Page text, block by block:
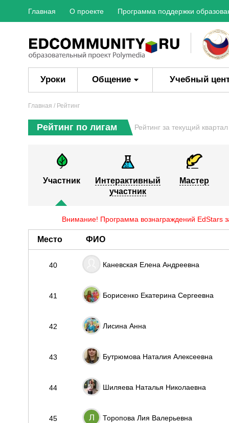
Главная О проекте Программа поддержки
Уроки Общение Учебный
Главная / Рейтинг
Рейтинг по лигам Рейтинг за текущий
Участник
Интерактивный
участник
Мастер
Внимание! Программа вознаграждений EdStars
Место ФИО
40 Каневская Елена Андреевна
41 Борисенко Екатерина Сергеевна
42 Лисина Анна
43 Бутрюмова Наталия Алексеевна
44 Шиляева Наталья Николаевна
45 Торопова Лия Валерьевна